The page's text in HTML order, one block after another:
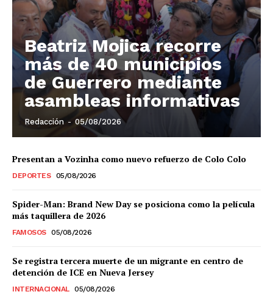
Estados
Aguascalientes
Chihuahua
Ciudad de México
Coahuila
Estado de México
Guanajuato Guerrero
Beatriz Mojica recorre
más de 40 municipios
de Guerrero mediante
asambleas informativas
Redacción - 05/08/2026
Presentan a Vozinha como nuevo refuerzo de Colo Colo
DEPORTES 05/08/2026
Spider-Man: Brand New Day se posiciona como la película
más taquillera de 2026
FAMOSOS 05/08/2026
Se registra tercera muerte de un migrante en centro de
detención de ICE en Nueva Jersey
INTERNACIONAL 05/08/2026